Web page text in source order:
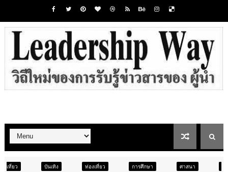
ทิง ท่องเที่ยว การศึกษา ศาสนา การศึกษา